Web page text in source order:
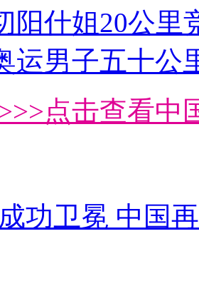
阳什姐20公里
运男子五十公
点击查看中
功卫冕 中国